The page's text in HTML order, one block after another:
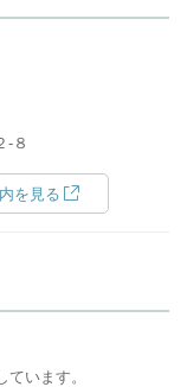
-８
を見る
います。